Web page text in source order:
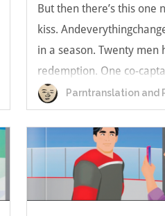
But then there’s this one
kiss.
in a season. Twenty men
redemption. One co-
forever. This is the rest
แบบฟีลกู้ดติดๆ กันแล้ว เล
ทรวงในชีวิตบ้าง (หาเรื่อง!)
Parntranslation and